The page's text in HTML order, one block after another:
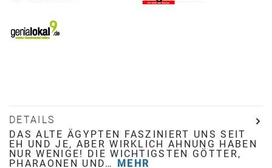
DETAILS
DAS ALTE ÄGYPTEN FASZINIERT UNS SEIT
EH UND JE, ABER WIRKLICH AHNUNG HABEN
NUR WENIGE! DIE WICHTIGSTEN GÖTTER,
PHARAONEN UND…
MEHR